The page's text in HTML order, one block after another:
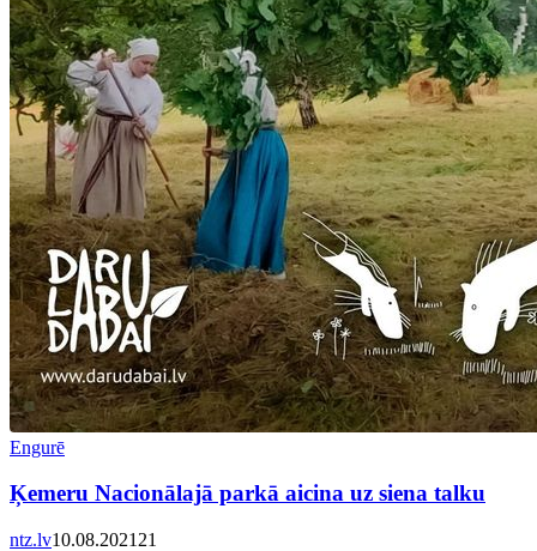
Engurē
Ķemeru Nacionālajā parkā aicina uz siena talku
ntz.lv10.08.2021 21